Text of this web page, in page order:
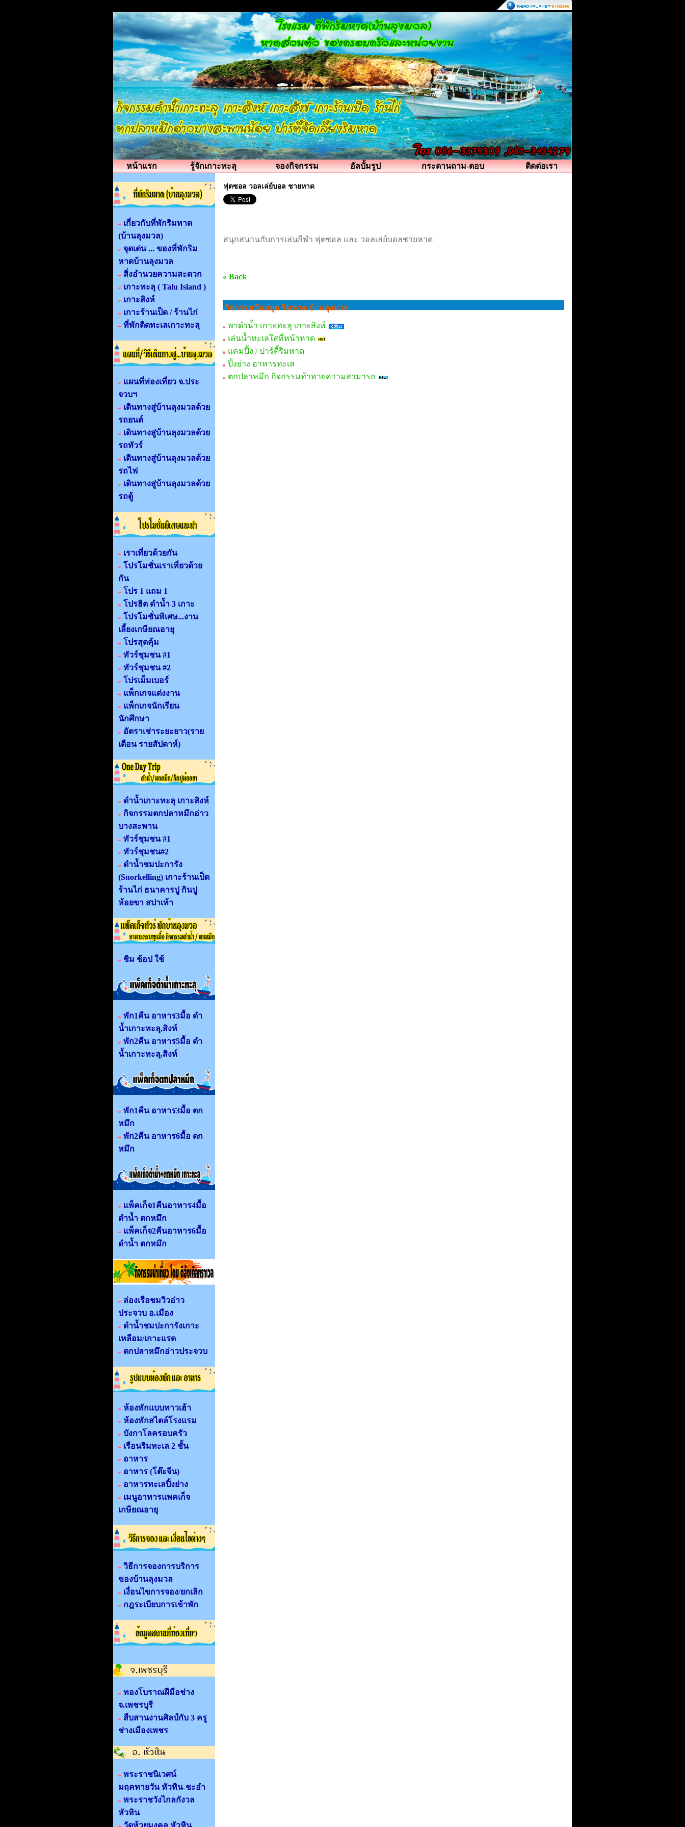
หน้าแรก รู้จักเกาะทะลุ จองกิจกรรม อัลบั้มรูป กระดานถาม-ตอบ ติดต่อเรา
เกี่ยวกับที่พักริมหาด
(บ้านลุงมวล)
จุดเด่น ... ของที่พักริม
หาดบ้านลุงมวล
สิ่งอำนวยความสะดวก
เกาะทะลุ ( Talu Island )
เกาะสิงห์
เกาะร้านเป็ด / ร้านไก่
ที่พักติดทะเลเกาะทะลุ
แผนที่ท่องเที่ยว จ.ประ
จวบฯ
เดินทางสู่บ้านลุงมวลด้วย
รถยนต์
เดินทางสู่บ้านลุงมวลด้วย
รถทัวร์
เดินทางสู่บ้านลุงมวลด้วย
รถไฟ
เดินทางสู่บ้านลุงมวลด้วย
รถตู้
เราเที่ยวด้วยกัน
โปรโมชั่นเราเที่ยวด้วย
กัน
โปร 1 แถม 1
โปรฮิต ดำน้ำ 3 เกาะ
โปรโมชั่นพิเศษ...งาน
เลี้ยงเกษียณอายุ
โปรสุดคุ้ม
ทัวร์ชุมชน #1
ทัวร์ชุมชน #2
โปรเม็มเบอร์
แพ็กเกจแต่งงาน
แพ็กเกจนักเรียน
นักศึกษา
อัตราเช่าระยะยาว(ราย
เดือน รายสัปดาห์)
ดำน้ำเกาะทะลุ เกาะสิงห์
กิจกรรมตกปลาหมึกอ่าว
บางสะพาน
ทัวร์ชุมชน #1
ทัวร์ชุมชน#2
ดำน้ำชมปะการัง
(Snorkelling) เกาะร้านเป็ด
ร้านไก่ ธนาคารปู กินปู
ห้อยขา สปาเท้า
ชิม ช้อป ใช้
พัก1คืน อาหาร3มื้อ ดำ
น้ำเกาะทะลุ,สิงห์
พัก2คืน อาหาร5มื้อ ดำ
น้ำเกาะทะลุ,สิงห์
พัก1คืน อาหาร3มื้อ ตก
หมึก
พัก2คืน อาหาร6มื้อ ตก
หมึก
แพ็คเก็จ1คืนอาหาร4มื้อ
ดำน้ำ ตกหมึก
แพ็คเก็จ2คืนอาหาร6มื้อ
ดำน้ำ ตกหมึก
ล่องเรือชมวิวอ่าว
ประจวบ อ.เมือง
ดำน้ำชมปะการังเกาะ
เหลือม/เกาะแรด
ตกปลาหมึกอ่าวประจวบ
ห้องพักแบบทาวเฮ้า
ห้องพักสไตล์โรงแรม
บังกาโลครอบครัว
เรือนริมทะเล 2 ชั้น
อาหาร
อาหาร (โต๊ะจีน)
อาหารทะเลปิ้งย่าง
เมนูอาหารแพคเก็จ
เกษียณอายุ
วิธีการจองการบริการ
ของบ้านลุงมวล
เงื่อนไขการจอง/ยกเลิก
กฎระเบียบการเข้าพัก
ทองโบราณฝีมือช่าง
จ.เพชรบุรี
สืบสานงานศิลป์กับ 3 ครู
ช่างเมืองเพชร
พระราชนิเวศน์
มฤคทายวัน หัวหิน-ชะอำ
พระราชวังไกลกังวล
หัวหิน
วัดห้วยมงคล หัวหิน
ฟุตซอล วอลเล่ย์บอล ชายหาด
สนุกสนานกับการเล่นกีฬา ฟุตซอล และ วอลเล่ย์บอลชายหาด
« Back
กิจกรรมวันหยุด ริมหาด บ้านลุงมวล
พาดำน้ำ เกาะทะลุ เกาะสิงห์
เล่นน้ำทะเลใสที่หน้าหาด
แคมปิ้ง / ปาร์ตี้ริมหาด
ปิ้งย่าง อาหารทะเล
ตกปลาหมึก กิจกรรมท้าทายความสามารถ